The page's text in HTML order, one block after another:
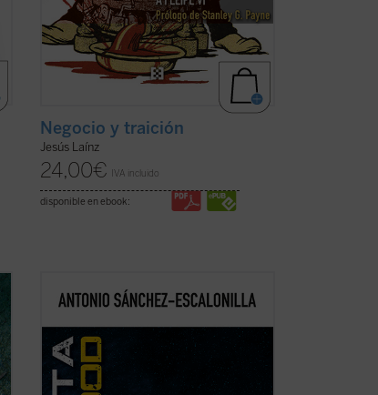
Negocio y traición
Jesús Laínz
24,00€ IVA incluido
disponible en ebook:
Cuando se cumple medio siglo desde que
un renacimiento del cine de exploración
espacial reflejado en recientes
producciones de éxito que han avivado el
entusiasmo por la «conquista» del